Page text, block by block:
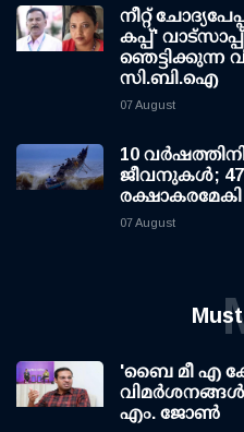
നീറ്റ്
കപ്പ്' വാട്സാപ്പ്
ഞെട്ടിക്കുന്ന
സി.ബി.ഐ
07 August
10
ജീവനുകള്‍;
07 August
'ബൈ മീ എ
എം. ജോണ്‍